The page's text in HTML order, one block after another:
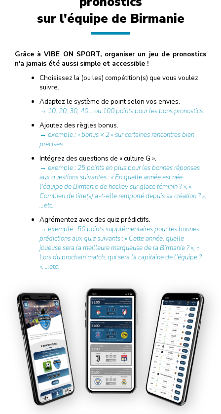
sur l'équipe de Birmanie
Grâce à VIBE ON SPORT, organiser un jeu de pronostics
n'a jamais été aussi simple et accessible !
Choisissez la (ou les) compétition(s) que vous voulez
suivre.
Adaptez le système de point selon vos envies.
→ 10, 20, 30, 40… ou 100 points pour les bons pronostics.
Ajoutez des règles bonus.
→ exemple : « bonus × 2 » sur certaines rencontres bien
précises.
Intégrez des questions de « culture G ».
→ exemple : 25 points en plus pour les bonnes réponses
aux questions suivantes : « En quelle année est née
l'équipe de Birmanie de hockey sur glace féminin ? », «
Combien de titre(s) a-t-elle remporté depuis sa création ? »,
…etc.
Agrémentez avec des quiz prédictifs.
→ exemple : 50 points supplémentaires pour les bonnes
prédictions aux quiz suivants : « Cette année, quelle
joueuse sera la meilleure marqueuse de la Birmanie ? », «
Lors du prochain match, qui sera la capitaine de l'équipe ?
», …etc.